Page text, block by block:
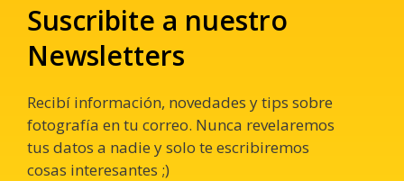
Suscribite a nuestro
Newsletters
Recibí información, novedades y tips sobre
fotografía en tu correo. Nunca revelaremos
tus datos a nadie y solo te escribiremos
cosas interesantes ;)